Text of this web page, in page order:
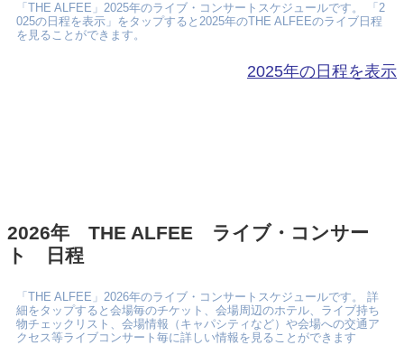
「THE ALFEE」2025年のライブ・コンサートスケジュールです。 「2
025の日程を表示」をタップすると2025年のTHE ALFEEのライブ日程
を見ることができます。
2025年の日程を表示
2026年 THE ALFEE ライブ・コンサー
ト 日程
「THE ALFEE」2026年のライブ・コンサートスケジュールです。 詳
細をタップすると会場毎のチケット、会場周辺のホテル、ライブ持ち
物チェックリスト、会場情報（キャパシティなど）や会場への交通ア
クセス等ライブコンサート毎に詳しい情報を見ることができます